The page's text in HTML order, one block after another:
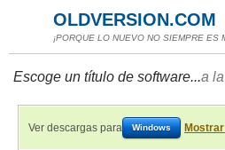
OLDVERSION.COM
¡PORQUE LO NUEVO NO SIEMPRE ES
Escoge un título de software...a
Ver descargas para Windows